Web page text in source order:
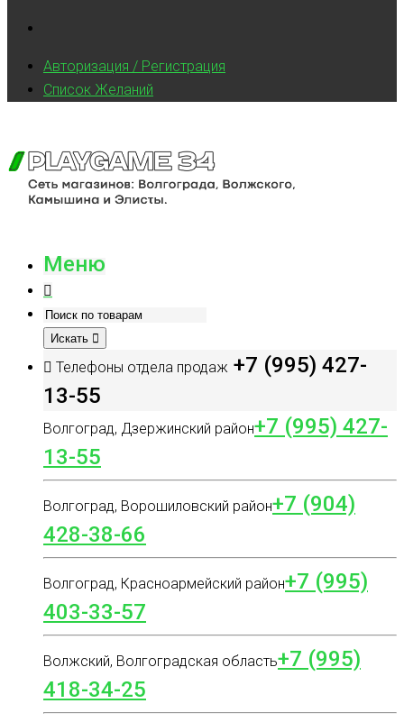
Авторизация / Регистрация
Список Желаний
Меню
Искать
Телефоны отдела продаж +7 (995) 427-
13-55
Волгоград, Дзержинский район+7 (995) 427-
13-55
Волгоград, Ворошиловский район+7 (904)
428-38-66
Волгоград, Красноармейский район+7 (995)
403-33-57
Волжский, Волгоградская область+7 (995)
418-34-25